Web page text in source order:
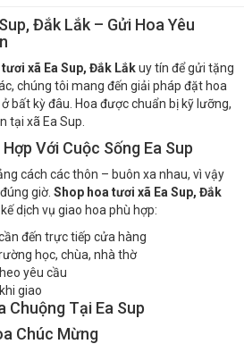
Đắk Lắk – Gửi Hoa Yêu
xã Ea Sup, Đắk Lắkuy tín để gửi tặng
chúng tôi mang đến giải pháp đặt hoa
bất kỳ đâu. Hoa được chuẩn bị kỹ lưỡng,
tại xã Ea Sup.
Với Cuộc Sống Ea Sup
cách các thôn – buôn xa nhau, vì vậy
giờ. Shop hoa tươi xã Ea Sup, Đắk
dịch vụ giao hoa phù hợp:
đến trực tiếp cửa hàng
học, chùa, nhà thờ
yêu cầu
giao
Chuộng Tại Ea Sup
Chúc Mừng